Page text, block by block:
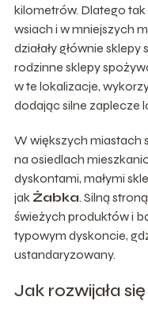
kilometrów. Dlatego
wsiach i w mniejszych
działały głównie
rodzinne sklepy
w te lokalizacje,
dodając silne zaplecze
W większych miastach
na osiedlach
dyskontami, małymi
jak Żabka. Silną
świeżych produktów i
typowym dyskoncie,
ustandaryzowany.
Jak rozwijała